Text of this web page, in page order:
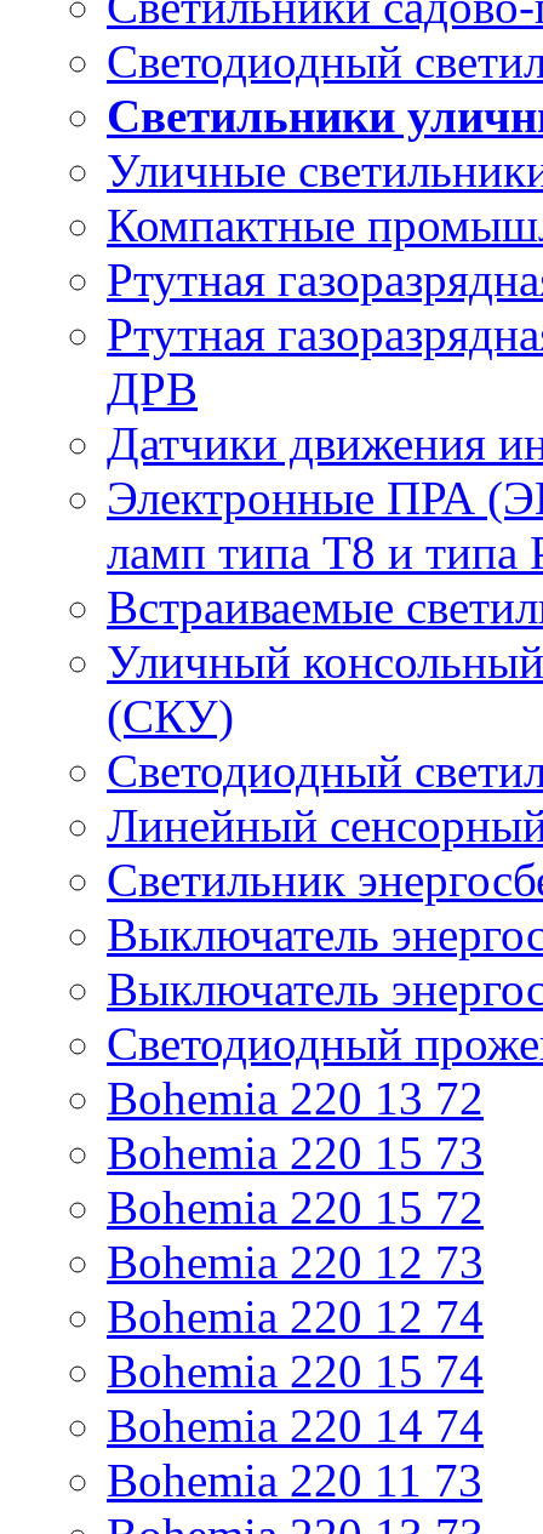
Светодиодный
Светильники
Уличные
Компактные
Ртутная
Ртутная
ДРВ
Датчики движения
Электронные ПРА
ламп типа Т8 и типа
Встраиваемые
Уличный
(СКУ)
Светодиодный
Линейный
Светильник
Выключатель
Выключатель
Светодиодный
Bohemia 220 13 72
Bohemia 220 15 73
Bohemia 220 15 72
Bohemia 220 12 73
Bohemia 220 12 74
Bohemia 220 15 74
Bohemia 220 14 74
Bohemia 220 11 73